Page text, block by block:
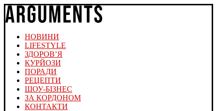
НОВИНИ
LIFESTYLE
ЗДОРОВ’Я
КУРЙОЗИ
ПОРАДИ
РЕЦЕПТИ
ШОУ-БІЗНЕС
ЗА КОРДОНОМ
КОНТАКТИ